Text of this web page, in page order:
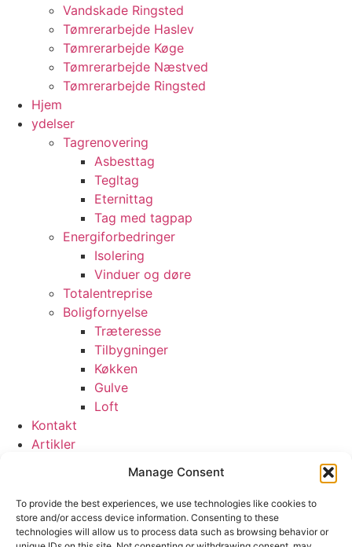
Manage Consent
To provide the best experiences, we use technologies like cookies to
store and/or access device information. Consenting to these
technologies will allow us to process data such as browsing behavior or
Vandskade Ringsted
Tømrerarbejde Haslev
Tømrerarbejde Køge
Tømrerarbejde Næstved
Tømrerarbejde Ringsted
Hjem
ydelser
Tagrenovering
Asbesttag
Tegltag
Eternittag
Tag med tagpap
Energiforbedringer
Isolering
Vinduer og døre
Totalentreprise
Boligfornyelse
Træteresse
Tilbygninger
Køkken
Gulve
Loft
Kontakt
Artikler
Vandskade Køge
Vandskade Næstved
Vandskade Ringsted
Tømrerarbejde Haslev